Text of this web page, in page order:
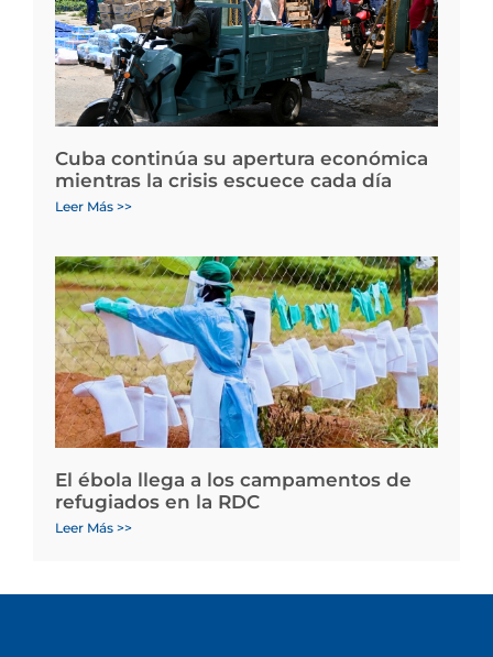
Cuba continúa su apertura económica
mientras la crisis escuece cada día
Leer Más >>
El ébola llega a los campamentos de
refugiados en la RDC
Leer Más >>